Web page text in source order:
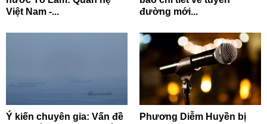
Việt Nam -...
đường mới...
Ý kiến chuyên gia: Vấn đề
Phương Diễm Huyền bị